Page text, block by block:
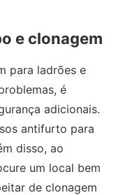
e clonagem
para ladrões e
é
adicionais.
antifurto para
disso, ao
um local bem
de clonagem